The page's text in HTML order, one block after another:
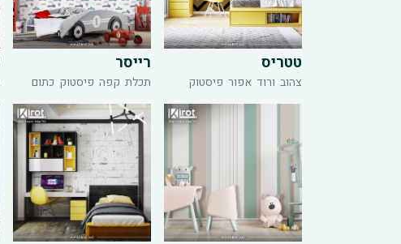
טטריס
צהוב ורוד אפור פיסטוק
רייסר
תכלת קפה פיסטוק כתום